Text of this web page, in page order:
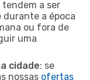
a ser
durante a época
ou fora de
uma
cidade: se
nossas ofertas